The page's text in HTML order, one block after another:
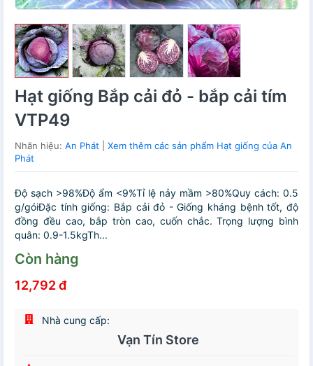
Hạt giống Bắp cải đỏ - bắp cải tím
VTP49
Nhãn hiệu: An Phát
Xem thêm các sản phẩm Hạt giống của An
Phát
Độ sạch >98%Độ ẩm <9%Tỉ lệ nảy mầm >80%Quy cách: 0.5
g/góiĐặc tính giống: Bắp cải đỏ - Giống kháng bệnh tốt, độ
đồng đều cao, bắp tròn cao, cuốn chắc. Trọng lượng bình
quân: 0.9-1.5kgTh...
Còn hàng
12,792 đ
Nhà cung cấp:
Vạn Tín Store